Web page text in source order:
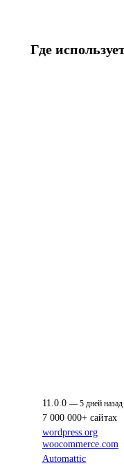
Где
11.0.0 — 5 дней назад
7 000 000+ сайтах
wordpress.org
woocommerce.com
Automattic